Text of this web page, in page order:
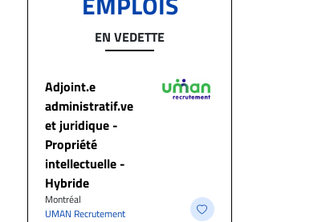
EN VEDETTE
Adjoint.e
administratif.ve
et juridique -
Propriété
intellectuelle -
Hybride
Montréal
UMAN Recrutement